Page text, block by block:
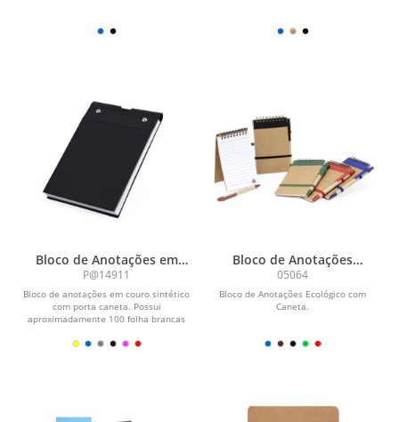
Bloco de Anotações em
Couro Sintético e Porta
Caneta
P@14911
Bloco de anotações em couro sintético
com porta caneta. Possui
aproximadamente 100 folha brancas
Bloco de Anotações
Ecológico com Caneta
05064
Bloco de Anotações Ecológico com
Caneta.